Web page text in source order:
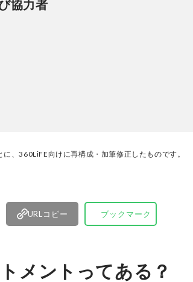
協力者
、360LiFE向けに再構成・加筆修正したものです。
URLコピー ブックマーク
メントってある？